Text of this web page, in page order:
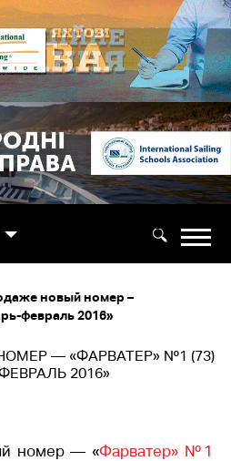
новый номер –
февраль 2016»
— «ФАРВАТЕР» №1 (73)
2016»
номер — «Фарватер» №1